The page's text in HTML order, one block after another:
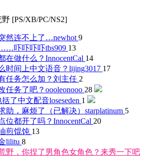
[PS/XB/PC/NS2]
然连不上了…newhot 9
吓吓吓吓tbs909 13
在做什么？ InnocentCal 14
时间上中文语音？ lijing3017 17
任务怎么加？ 刘主任 2
任务了吧？ oooleonooo 28
括了中文配音loseseden 1
助，麻烦了（已解决） starplatinum 5
位都开了吗？ InnocentCal 20
煎馄饨 13
lilitu 8
野，你捏了男角色女角色？来秀一下吧